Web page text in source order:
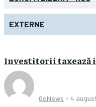
EXTERNE
Investitorii taxează
GoNews - 4